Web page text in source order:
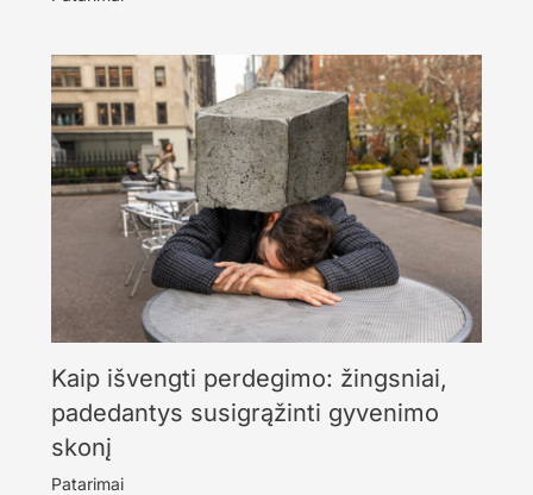
Kaip išvengti perdegimo: žingsniai,
padedantys susigrąžinti gyvenimo
skonį
Patarimai